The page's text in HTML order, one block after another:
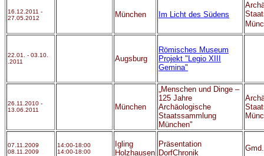
16.12.2011 -
27.05.2012
München Im Licht des Südens
22.01. - 03.10.
.2011
Augsburg
Römisches Museum
Projekt "Legio XIII
Gemina"
26 .11.2010 -
13.06.2011
München
„Menschen und Dinge –
125 Jahre
Archäologische
Staatssammlung
München"
07.11.2009
08.11.2009
14:00-18:00
14:00-18:00
Igling
Holzhausen
Präsentation
DorfChronik